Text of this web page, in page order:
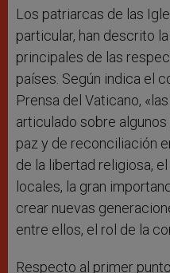
Los patriarcas de las
particular, han descrito
principales de las
países. Según indica el
Prensa del Vaticano,
articulado sobre
paz y de reconciliación
de la libertad religiosa,
locales, la gran
crear nuevas
entre ellos, el rol de la
Respecto al primer